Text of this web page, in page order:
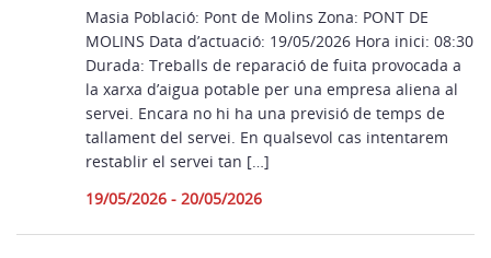
Masia Població: Pont de Molins Zona: PONT DE
MOLINS Data d’actuació: 19/05/2026 Hora inici: 08:30
Durada: Treballs de reparació de fuita provocada a
la xarxa d’aigua potable per una empresa aliena al
servei. Encara no hi ha una previsió de temps de
tallament del servei. En qualsevol cas intentarem
restablir el servei tan […]
19/05/2026 - 20/05/2026